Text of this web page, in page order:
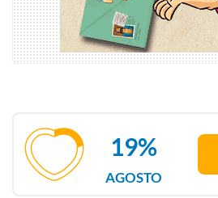
AGOSTO
19%